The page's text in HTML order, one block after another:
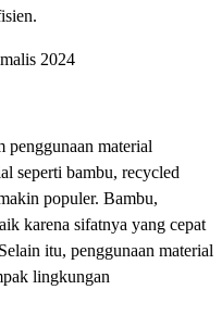
2024
penggunaan material
seperti bambu, recycled
populer. Bambu,
karena sifatnya yang cepat
itu, penggunaan material
lingkungan